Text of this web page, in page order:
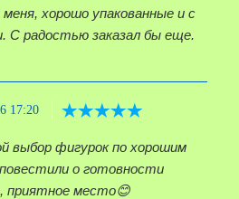
хорошо упакованные и с
С радостью заказал бы еще.
17:20
выбор фигурок по хорошим
о готовности
приятное место😊